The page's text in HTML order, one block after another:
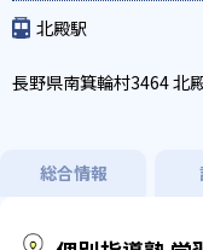
北殿駅
長野県南箕輪村3464 北
総合情報